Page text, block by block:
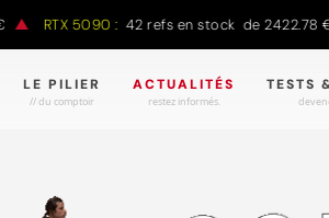
RTX 5090 : 42 refs en stock de 2422.78 € à
LE PILIER
// du comptoir
ACTUALITÉS
restez informés.
TESTS